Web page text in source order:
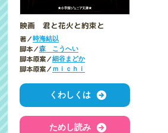
映画 君と花火と約束と
著／時海結以
脚本／森 こうへい
脚本原案／細谷まどか
脚本原案／ｍｉｃｈｉ
くわしくは
ためし読み